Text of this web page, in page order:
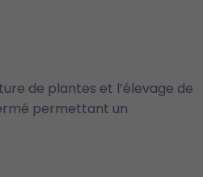
de plantes et l’élevage de
permettant un